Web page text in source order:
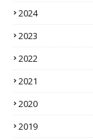
2024
2023
2022
2021
2020
2019